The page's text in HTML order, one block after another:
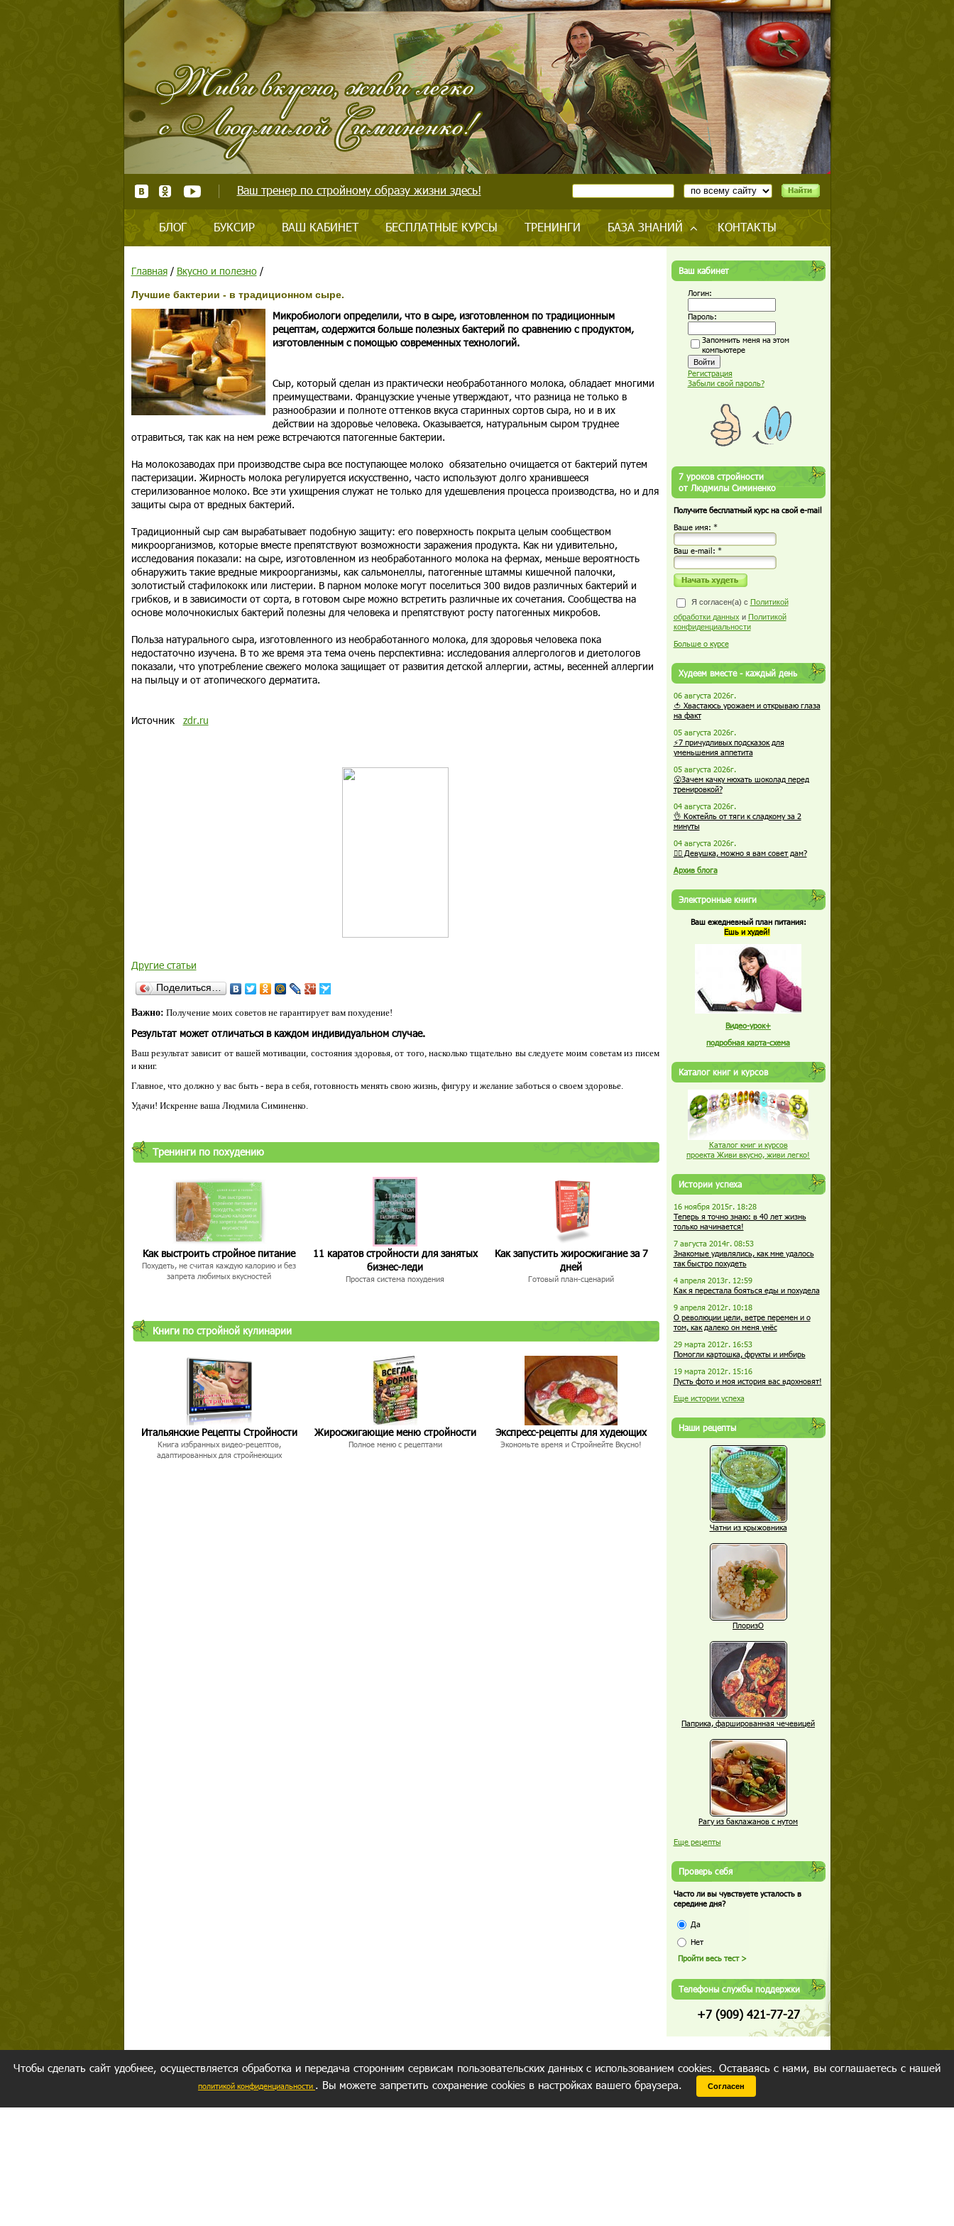
Ваш тренер по стройному образу жизни здесь!
БЛОГ БУКСИР ВАШ КАБИНЕТ БЕСПЛАТНЫЕ КУРСЫ ТРЕНИНГИ БАЗА ЗНАНИЙ КОНТАКТЫ
Главная/ Вкусно и полезно/
Лучшие бактерии - в традиционном сыре.
Микробиологи определили, что в сыре, изготовленном по традиционным
рецептам, содержится больше полезных бактерий по сравнению с продуктом,
изготовленным с помощью современных технологий.
Сыр, который сделан из практически необработанного молока, обладает многими
преимуществами. Французские ученые утверждают, что разница не только в
разнообразии и полноте оттенков вкуса старинных сортов сыра, но и в их
действии на здоровье человека. Оказывается, натуральным сыром труднее
отравиться, так как на нем реже встречаются патогенные бактерии.
На молокозаводах при производстве сыра все поступающее молоко обязательно очищается от бактерий путем
пастеризации. Жирность молока регулируется искусственно, часто используют долго хранившееся
стерилизованное молоко. Все эти ухищрения служат не только для удешевления процесса производства, но и для
защиты сыра от вредных бактерий.
Традиционный сыр сам вырабатывает подобную защиту: его поверхность покрыта целым сообществом
микроорганизмов, которые вместе препятствуют возможности заражения продукта. Как ни удивительно,
исследования показали: на сыре, изготовленном из необработанного молока на фермах, меньше вероятность
обнаружить такие вредные микроорганизмы, как сальмонеллы, патогенные штаммы кишечной палочки,
золотистый стафилококк или листерии. В парном молоке могут поселиться 300 видов различных бактерий и
грибков, и в зависимости от сорта, в готовом сыре можно встретить различные их сочетания. Сообщества на
основе молочнокислых бактерий полезны для человека и препятствуют росту патогенных микробов.
Польза натурального сыра, изготовленного из необработанного молока, для здоровья человека пока
недостаточно изучена. В то же время эта тема очень перспективна: исследования аллергологов и диетологов
показали, что употребление свежего молока защищает от развития детской аллергии, астмы, весенней аллергии
на пыльцу и от атопического дерматита.
Источник zdr.ru
Другие статьи
Поделиться…
Важно: Получение моих советов не гарантирует вам похудение!
Результат может отличаться в каждом индивидуальном случае.
Ваш результат зависит от вашей мотивации, состояния здоровья, от того, насколько тщательно вы следуете моим советам из писем
и книг.
Главное, что должно у вас быть - вера в себя, готовность менять свою жизнь, фигуру и желание заботься о своем здоровье.
Удачи! Искренне ваша Людмила Симиненко.
Тренинги по похудению
Как выстроить стройное питание
Похудеть, не считая каждую калорию и без
запрета любимых вкусностей
11 каратов стройности для занятых
бизнес-леди
Простая система похудения
Как запустить жиросжигание за 7
дней
Готовый план-сценарий
Книги по стройной кулинарии
Итальянские Рецепты Стройности
Книга избранных видео-рецептов,
адаптированных для стройнеющих
Жиросжигающие меню стройности
Полное меню с рецептами
Экспресс-рецепты для худеющих
Экономьте время и Стройнейте Вкусно!
Ваш кабинет
Логин:
Пароль:
Запомнить меня на этом
компьютере
Регистрация
Забыли свой пароль?
7 уроков стройности
от Людмилы Симиненко
Получите бесплатный курс на свой e-mail
Ваше имя: *
Ваш е-mail: *
Я согласен(а) с Политикой
обработки данных и Политикой
конфиденциальности
Больше о курсе
Худеем вместе - каждый день
06 августа 2026г.
🍅 Хвастаюсь урожаем и открываю глаза
на факт
05 августа 2026г.
⚡7 причудливых подсказок для
уменьшения аппетита
05 августа 2026г.
😮Зачем качку нюхать шоколад перед
тренировкой?
04 августа 2026г.
👌 Коктейль от тяги к сладкому за 2
минуты
04 августа 2026г.
🏋️‍♀️ Девушка, можно я вам совет дам?
Архив блога
Электронные книги
Ваш ежедневный план питания:
Ешь и худей!
Видео-урок+
подробная карта-схема
Каталог книг и курсов
Каталог книг и курсов
проекта Живи вкусно, живи легко!
Истории успеха
16 ноября 2015г. 18:28
Теперь я точно знаю: в 40 лет жизнь
только начинается!
7 августа 2014г. 08:53
Знакомые удивлялись, как мне удалось
так быстро похудеть
4 апреля 2013г. 12:59
Как я перестала бояться еды и похудела
9 апреля 2012г. 10:18
О революции цели, ветре перемен и о
том, как далеко он меня унёс
29 марта 2012г. 16:53
Помогли картошка, фрукты и имбирь
19 марта 2012г. 15:16
Пусть фото и моя история вас вдохновят!
Еще истории успеха
Наши рецепты
Чатни из крыжовника
ПлоризО
Паприка, фаршированная чечевицей
Рагу из баклажанов с нутом
Еще рецепты
Проверь себя
Часто ли вы чувствуете усталость в
середине дня?
Да
Нет
Телефоны службы поддержки
+7 (909) 421-77-27
Чтобы сделать сайт удобнее, осуществляется обработка и передача сторонним сервисам пользовательских данных с использованием cookies. Оставаясь с нами, вы соглашаетесь с нашей
политикой конфиденциальности . Вы можете запретить сохранение cookies в настройках вашего браузера. Согласен